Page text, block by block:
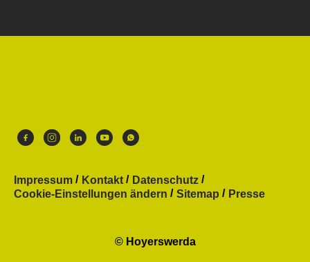
Impressum Kontakt
Datenschutz
Cookie-Einstellungen ändern
Sitemap Presse
© Hoyerswerda